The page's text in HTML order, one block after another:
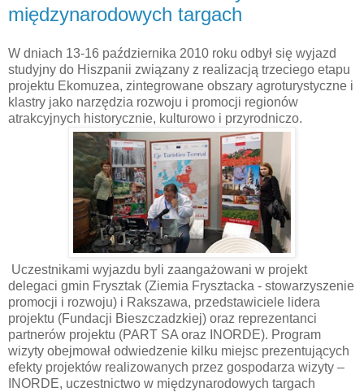
międzynarodowych targach
W dniach 13-16 października 2010 roku odbył się wyjazd
studyjny do Hiszpanii związany z realizacją trzeciego etapu
projektu Ekomuzea, zintegrowane obszary agroturystyczne i
klastry jako narzędzia rozwoju i promocji regionów
atrakcyjnych historycznie, kulturowo i przyrodniczo.
Uczestnikami wyjazdu byli zaangażowani w projekt
delegaci gmin Frysztak (Ziemia Frysztacka - stowarzyszenie
promocji i rozwoju) i Rakszawa, przedstawiciele lidera
projektu (Fundacji Bieszczadzkiej) oraz reprezentanci
partnerów projektu (PART SA oraz INORDE). Program
wizyty obejmował odwiedzenie kilku miejsc prezentujących
efekty projektów realizowanych przez gospodarza wizyty –
INORDE, uczestnictwo w międzynarodowych targach